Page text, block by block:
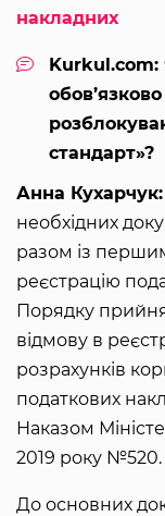
накладних
Kurkul.com:
стандарт»?
Анна Кухарчук:
необхідних
разом із
реєстрацію
Порядку
відмову в
розрахунків
податкових
Наказом
2019 року №520.
До основних